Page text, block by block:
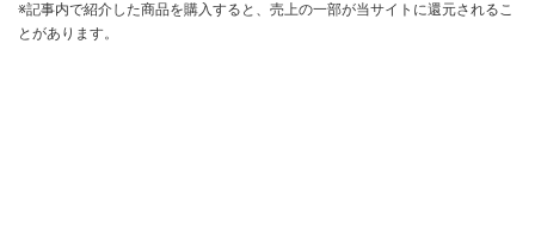
※記事内で紹介した商品を購入すると、売上の一部が当サイトに還元されるこ
とがあります。